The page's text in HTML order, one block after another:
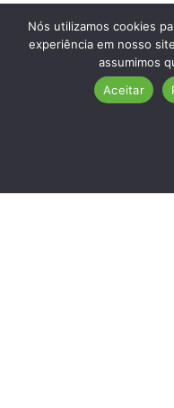
Nós utilizamos cookies
experiência em nosso
assumimos
Aceitar